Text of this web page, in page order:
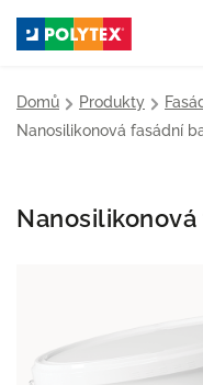
Domů / Produkty /
Nanosilikonová fasádní